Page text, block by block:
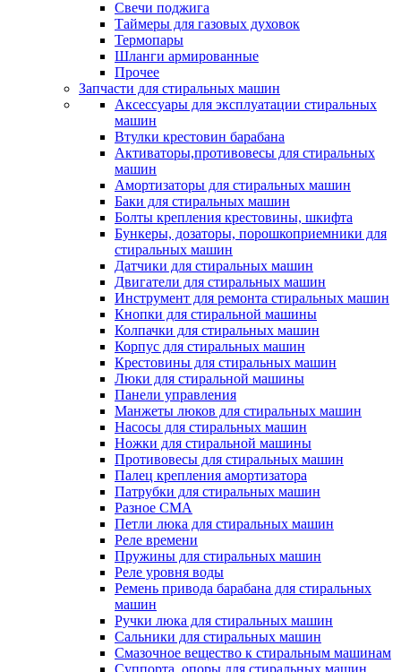
Свечи поджига
Таймеры для газовых духовок
Термопары
Шланги армированные
Прочее
Запчасти для стиральных машин
Аксессуары для эксплуатации стиральных
машин
Втулки крестовин барабана
Активаторы,противовесы для стиральных
машин
Амортизаторы для стиральных машин
Баки для стиральных машин
Болты крепления крестовины, шкифта
Бункеры, дозаторы, порошкоприемники для
стиральных машин
Датчики для стиральных машин
Двигатели для стиральных машин
Инструмент для ремонта стиральных машин
Кнопки для стиральной машины
Колпачки для стиральных машин
Корпус для стиральных машин
Крестовины для стиральных машин
Люки для стиральной машины
Панели управления
Манжеты люков для стиральных машин
Насосы для стиральных машин
Ножки для стиральной машины
Противовесы для стиральных машин
Палец крепления амортизатора
Патрубки для стиральных машин
Разное СМА
Петли люка для стиральных машин
Реле времени
Пружины для стиральных машин
Реле уровня воды
Ремень привода барабана для стиральных
машин
Ручки люка для стиральных машин
Сальники для стиральных машин
Смазочное вещество к стиральным машинам
Суппорта, опоры для стиральных машин